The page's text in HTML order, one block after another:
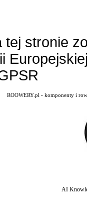
stronie
ROOWERY.pl - komponenty i
AI